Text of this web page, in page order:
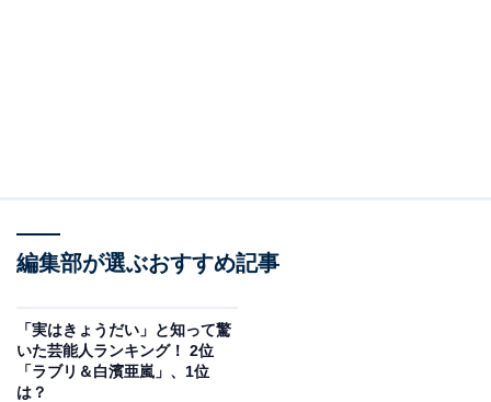
組司会も務めました。2人は、自身のSNSを通じて美し
いオフショットを定期的に披露してくれています。
編集部が選ぶおすすめ記事
「実はきょうだい」と知って驚
いた芸能人ランキング！ 2位
「ラブリ＆白濱亜嵐」、1位
は？